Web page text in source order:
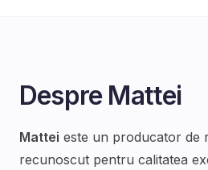
Despre Mattei
Mattei este un producator de
recunoscut pentru calitatea